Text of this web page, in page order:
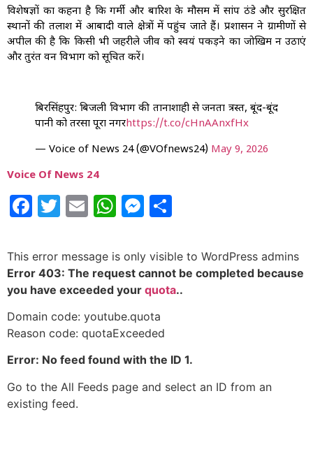
विशेषज्ञों का कहना है कि गर्मी और बारिश के मौसम में सांप ठंडे और सुरक्षित
स्थानों की तलाश में आबादी वाले क्षेत्रों में पहुंच जाते हैं। प्रशासन ने ग्रामीणों से
अपील की है कि किसी भी जहरीले जीव को स्वयं पकड़ने का जोखिम न उठाएं
और तुरंत वन विभाग को सूचित करें।
बिरसिंहपुर: बिजली विभाग की तानाशाही से जनता त्रस्त, बूंद-बूंद
पानी को तरसा पूरा नगरhttps://t.co/cHnAAnxfHx
— Voice of News 24 (@VOfnews24) May 9, 2026
Voice Of News 24
Facebook
Twitter
EmailWhatsApp
Messenger
This error message is only visible to WordPress admins
Error 403: The request cannot be completed because
you have exceeded your quota..
Domain code: youtube.quota
Reason code: quotaExceeded
Error: No feed found with the ID 1.
Go to the All Feeds page and select an ID from an
existing feed.